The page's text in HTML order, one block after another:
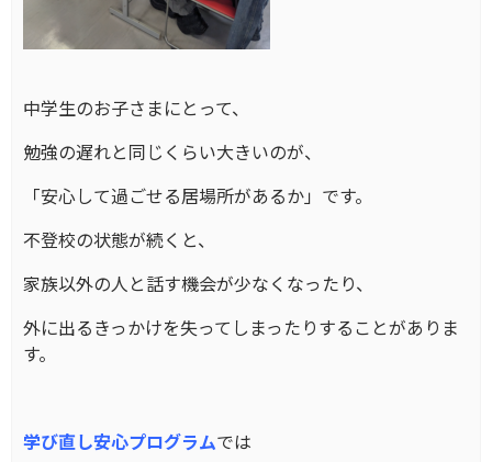
中学生のお子さまにとって、
勉強の遅れと同じくらい大きいのが、
「安心して過ごせる居場所があるか」です。
不登校の状態が続くと、
家族以外の人と話す機会が少なくなったり、
外に出るきっかけを失ってしまったりすることがありま
す。
学び直し安心プログラムでは